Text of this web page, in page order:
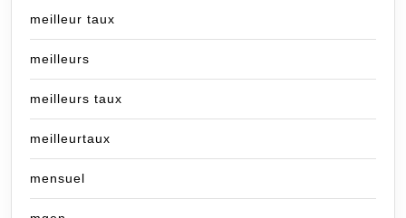
meilleur taux
meilleurs
meilleurs taux
meilleurtaux
mensuel